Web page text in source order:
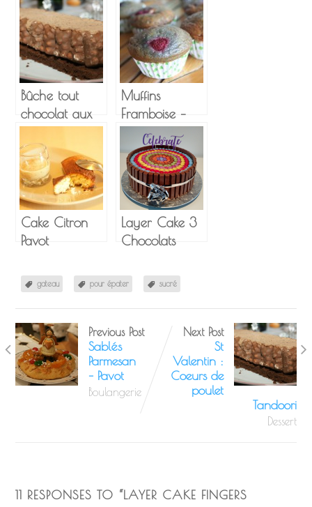
Bûche tout
chocolat aux
Oursons en
Guimauve
Muffins
Framboise –
Yaourt Light!
Cake Citron
Pavot
Layer Cake 3
Chocolats
gateau pour épater sucré
Previous Post
Sablés
Parmesan
– Pavot
Boulangerie
Next Post
St
Valentin :
Coeurs de
poulet
Tandoori
Dessert
11 RESPONSES TO “LAYER CAKE FINGERS